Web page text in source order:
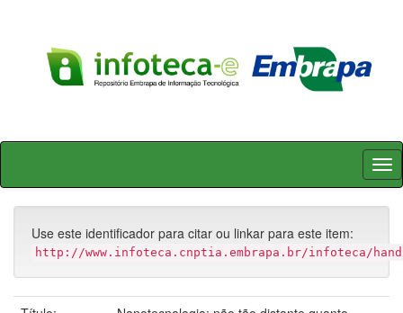
Skip
Use este identificador para citar ou linkar para este item:
http://www.infoteca.cnptia.embrapa.br/infoteca/